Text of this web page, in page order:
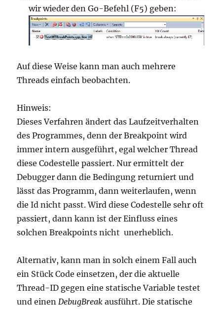
wir wieder den Go-Befehl (F5) geben:
Auf diese Weise kann man auch mehrere
Threads einfach beobachten.
Hinweis:
Dieses Verfahren ändert das Laufzeitverhalten
des Programmes, denn der Breakpoint wird
immer intern ausgeführt, egal welcher Thread
diese Codestelle passiert. Nur ermittelt der
Debugger dann die Bedingung returniert und
lässt das Programm, dann weiterlaufen, wenn
die Id nicht passt. Wird diese Codestelle sehr oft
passiert, dann kann ist der Einfluss eines
solchen Breakpoints nicht unerheblich.
Alternativ, kann man in solch einem Fall auch
ein Stück Code einsetzen, der die aktuelle
Thread-ID gegen eine statische Variable testet
und einen DebugBreakausführt. Die statische